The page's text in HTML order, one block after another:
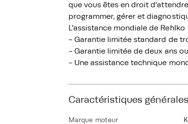
que vous êtes en droit
programmer, gérer et
L'assistance mondiale de Rehlko
- Garantie limitée standard de
- Garantie limitée de deux ans
- Une assistance technique
Caractéristiques générales
Marque moteur